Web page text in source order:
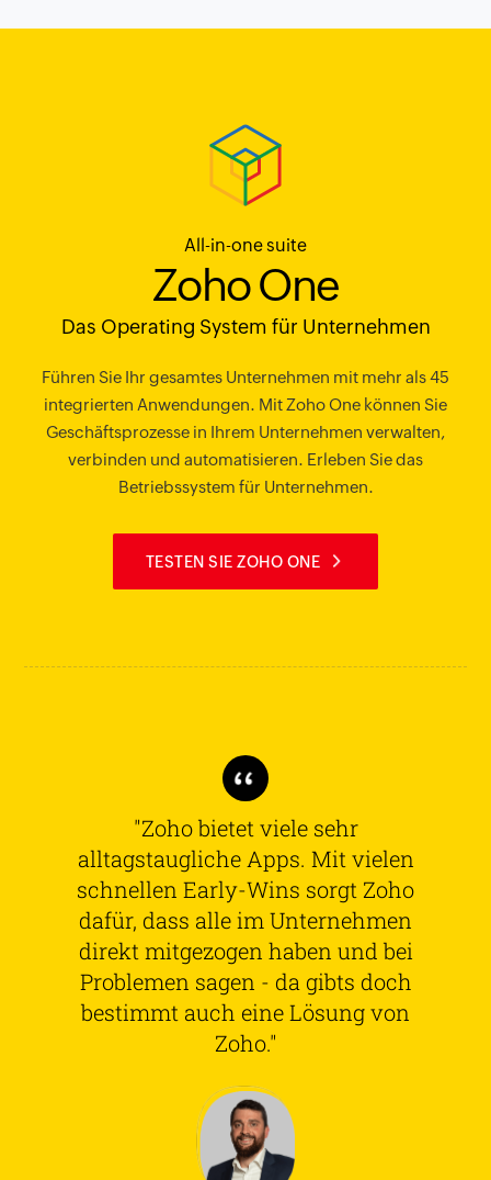
All-in-one suite
Zoho One
Das Operating System für Unternehmen
Führen Sie Ihr gesamtes Unternehmen mit mehr als 45
integrierten Anwendungen. Mit Zoho One können Sie
Geschäftsprozesse in Ihrem Unternehmen verwalten,
verbinden und automatisieren. Erleben Sie das
Betriebssystem für Unternehmen.
TESTEN SIE ZOHO ONE
"Zoho bietet viele sehr
alltagstaugliche Apps. Mit vielen
schnellen Early-Wins sorgt Zoho
dafür, dass alle im Unternehmen
direkt mitgezogen haben und bei
Problemen sagen - da gibts doch
bestimmt auch eine Lösung von
Zoho."